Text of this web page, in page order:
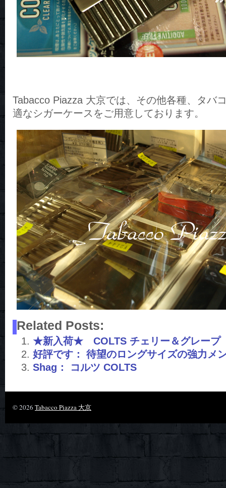
Tabacco Piazza 大京では、その他各種、タバ
適なシガーケースをご用意しております。
Related Posts:
★新入荷★ COLTS チェリー＆グレープ
好評です： 待望のロングサイズの強力メ
Shag： コルツ COLTS
© 2026 Tabacco Piazza 大京